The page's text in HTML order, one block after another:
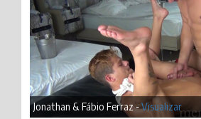
Jonathan & Fábio Ferraz -Visualizar